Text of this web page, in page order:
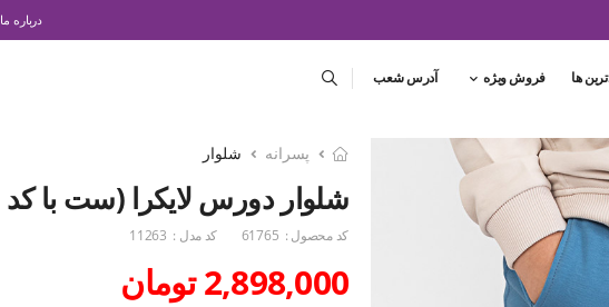
درباره ما
ها فروش ویژه آدرس شعب
پسرانه شلوار
شلوار دورس لایکرا (ست با کد 11262)
کد محصول : 61765 کد مدل : 11263
2,898,000 تومان